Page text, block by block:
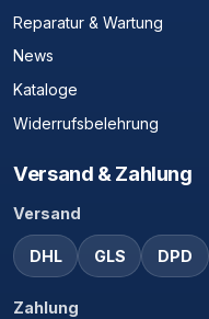
Reparatur & Wartung
News
Kataloge
Widerrufsbelehrung
Versand & Zahlung
Versand
DHL GLS DPD
Zahlung